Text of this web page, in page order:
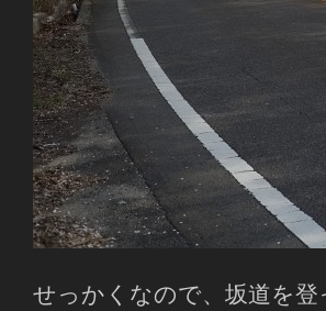
せっかくなので、坂道を